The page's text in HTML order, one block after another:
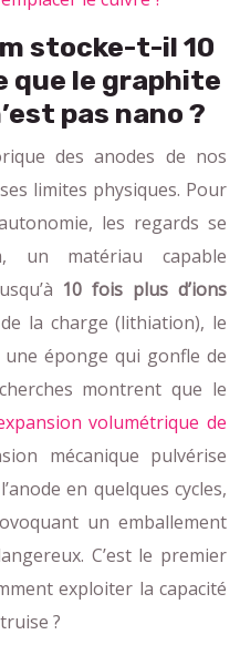
stocke-t-il 10
que le graphite
pas nano ?
des anodes de nos
limites physiques. Pour
les regards se
un matériau capable
10 fois plus d’ions
la charge (lithiation), le
éponge qui gonfle de
montrent que le
volumétrique de
mécanique pulvérise
en quelques cycles,
un emballement
C’est le premier
exploiter la capacité
?